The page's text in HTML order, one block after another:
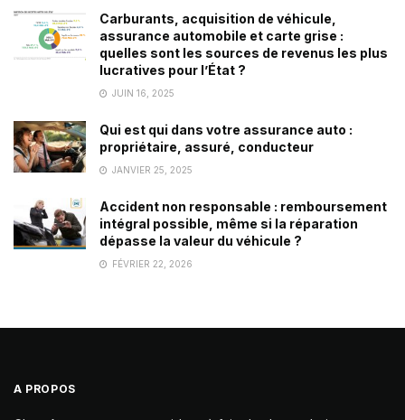
Carburants, acquisition de véhicule,
assurance automobile et carte grise :
quelles sont les sources de revenus les plus
lucratives pour l’État ?
JUIN 16, 2025
Qui est qui dans votre assurance auto :
propriétaire, assuré, conducteur
JANVIER 25, 2025
Accident non responsable : remboursement
intégral possible, même si la réparation
dépasse la valeur du véhicule ?
FÉVRIER 22, 2026
A PROPOS